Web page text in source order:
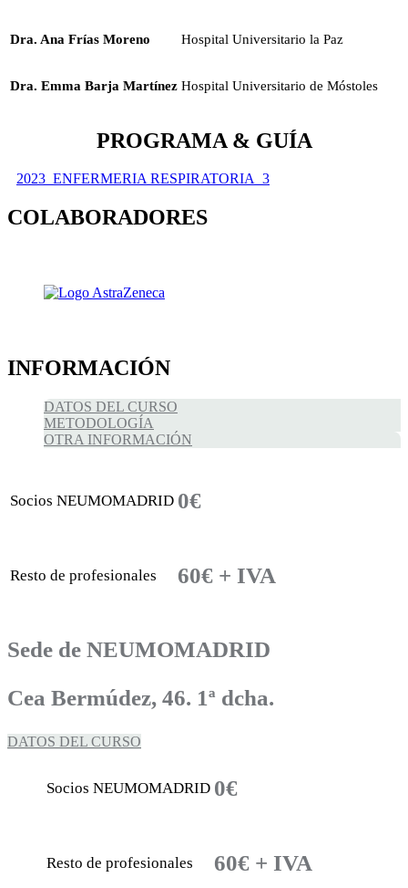
Dra. Ana Frías Moreno Hospital Universitario la Paz
Dra. Emma Barja Martínez Hospital Universitario de Móstoles
PROGRAMA & GUÍA
2023_ENFERMERIA RESPIRATORIA_3
COLABORADORES
INFORMACIÓN
DATOS DEL CURSO
METODOLOGÍA
OTRA INFORMACIÓN
Socios NEUMOMADRID 0€
Resto de profesionales 60€ + IVA
Sede de NEUMOMADRID
Cea Bermúdez, 46. 1ª dcha.
DATOS DEL CURSO
Socios NEUMOMADRID 0€
Resto de profesionales 60€ + IVA